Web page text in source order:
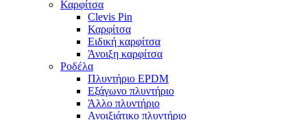
Καρφίτσα
Clevis Pin
Καρφίτσα
Ειδική καρφίτσα
Άνοιξη καρφίτσα
Ροδέλα
Πλυντήριο EPDM
Εξάγωνο πλυντήριο
Άλλο πλυντήριο
Ανοιξιάτικο πλυντήριο